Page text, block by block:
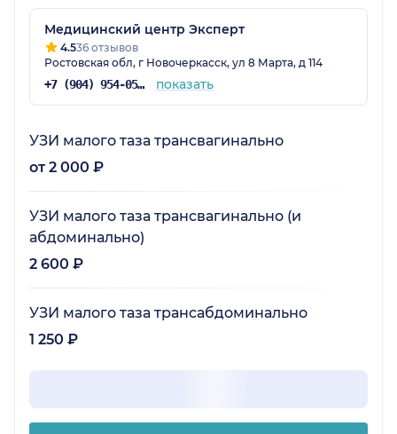
Медицинский центр Эксперт
4.536 отзывов
Ростовская обл, г Новочеркасск, ул 8 Марта, д 114
+7 (904) 954-05-32 показать
УЗИ малого таза трансвагинально
от 2 000 ₽
УЗИ малого таза трансвагинально (и
абдоминально)
2 600 ₽
УЗИ малого таза трансабдоминально
1 250 ₽